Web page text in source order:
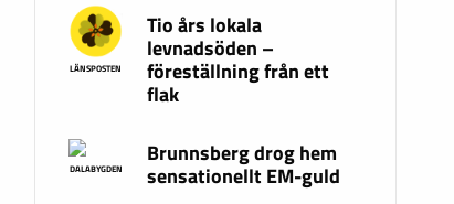
LÄNSPOSTEN
Tio års lokala
levnadsöden –
föreställning från ett
flak
DALABYGDEN
Brunnsberg drog hem
sensationellt EM-guld